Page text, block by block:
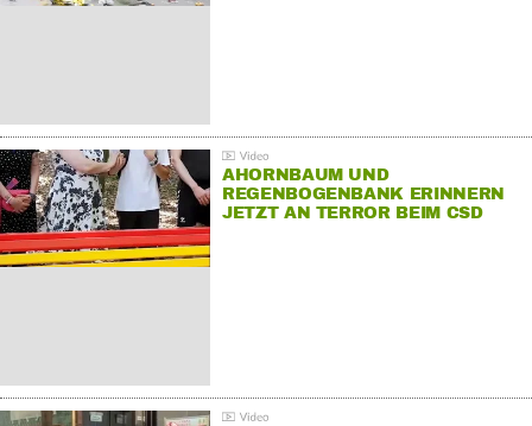
AHORNBAUM UND
REGENBOGENBANK ERINNERN
JETZT AN TERROR BEIM CSD